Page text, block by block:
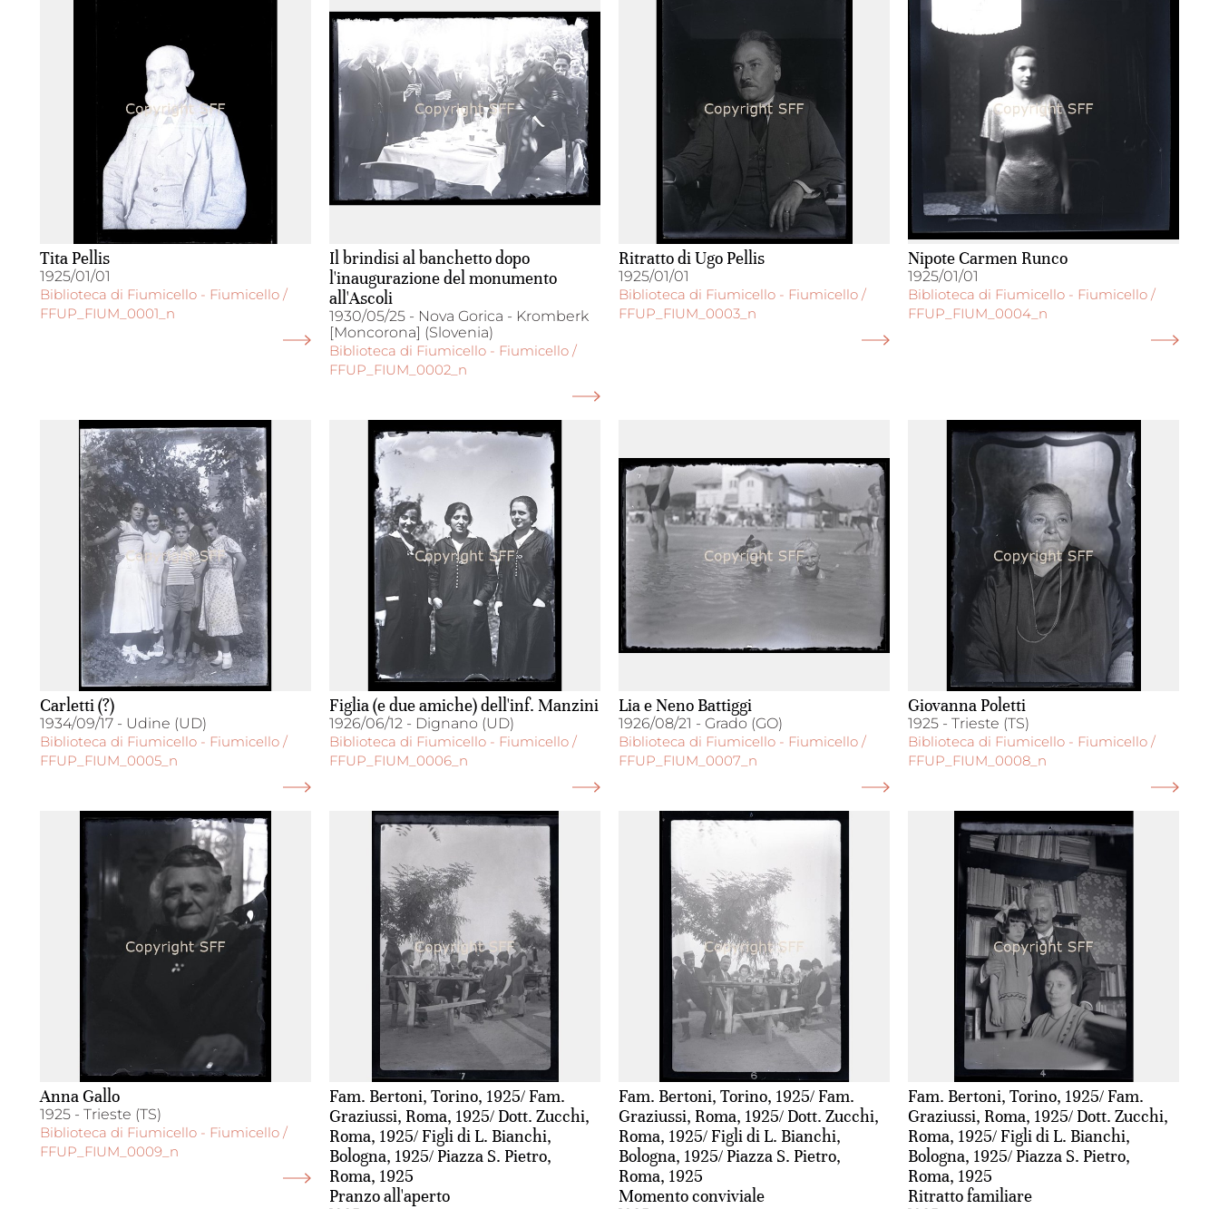
Tita Pellis
1925/01/01
Biblioteca di Fiumicello - Fiumicello /
FFUP_FIUM_0001_n
Il brindisi al banchetto dopo
l'inaugurazione del monumento
all'Ascoli
1930/05/25 - Nova Gorica - Kromberk
[Moncorona] (Slovenia)
Biblioteca di Fiumicello - Fiumicello /
FFUP_FIUM_0002_n
Ritratto di Ugo Pellis
1925/01/01
Biblioteca di Fiumicello - Fiumicello /
FFUP_FIUM_0003_n
Nipote Carmen Runco
1925/01/01
Biblioteca di Fiumicello - Fiumicello /
FFUP_FIUM_0004_n
Carletti (?)
1934/09/17 - Udine (UD)
Biblioteca di Fiumicello - Fiumicello /
FFUP_FIUM_0005_n
Figlia (e due amiche) dell'inf. Manzini
1926/06/12 - Dignano (UD)
Biblioteca di Fiumicello - Fiumicello /
FFUP_FIUM_0006_n
Lia e Neno Battiggi
1926/08/21 - Grado (GO)
Biblioteca di Fiumicello - Fiumicello /
FFUP_FIUM_0007_n
Giovanna Poletti
1925 - Trieste (TS)
Biblioteca di Fiumicello - Fiumicello /
FFUP_FIUM_0008_n
Anna Gallo
1925 - Trieste (TS)
Biblioteca di Fiumicello - Fiumicello /
FFUP_FIUM_0009_n
Fam. Bertoni, Torino, 1925/ Fam.
Graziussi, Roma, 1925/ Dott. Zucchi,
Roma, 1925/ Figli di L. Bianchi,
Bologna, 1925/ Piazza S. Pietro,
Roma, 1925
Pranzo all'aperto
Fam. Bertoni, Torino, 1925/ Fam.
Graziussi, Roma, 1925/ Dott. Zucchi,
Roma, 1925/ Figli di L. Bianchi,
Bologna, 1925/ Piazza S. Pietro,
Roma, 1925
Momento conviviale
Fam. Bertoni, Torino, 1925/ Fam.
Graziussi, Roma, 1925/ Dott. Zucchi,
Roma, 1925/ Figli di L. Bianchi,
Bologna, 1925/ Piazza S. Pietro,
Roma, 1925
Ritratto familiare